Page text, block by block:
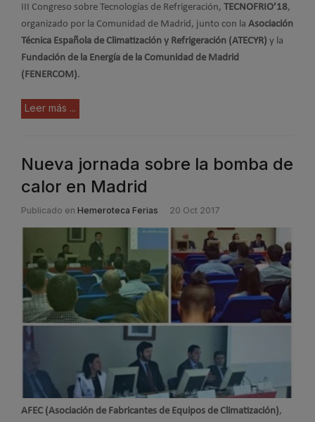
III Congreso sobre Tecnologías de Refrigeración, TECNOFRIO’18,
organizado por la Comunidad de Madrid, junto con la Asociación
Técnica Española de Climatización y Refrigeración (ATECYR) y la
Fundación de la Energía de la Comunidad de Madrid
(FENERCOM).
Leer más ...
Nueva jornada sobre la bomba de
calor en Madrid
Publicado en Hemeroteca Ferias 20 Oct 2017
AFEC (Asociación de Fabricantes de Equipos de Climatización),